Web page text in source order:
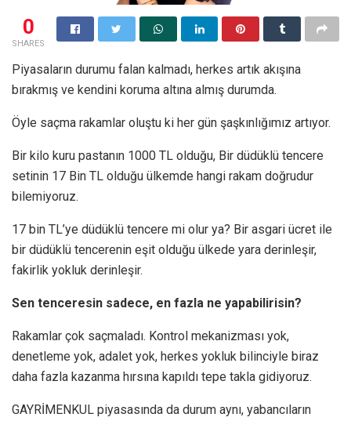
0
SHARES
Piyasaların durumu falan kalmadı, herkes artık akışına
bırakmış ve kendini koruma altına almış durumda.
Öyle saçma rakamlar oluştu ki her gün şaşkınlığımız artıyor.
Bir kilo kuru pastanın 1000 TL olduğu, Bir düdüklü tencere
setinin 17 Bin TL olduğu ülkemde hangi rakam doğrudur
bilemiyoruz.
17 bin TL’ye düdüklü tencere mi olur ya? Bir asgari ücret ile
bir düdüklü tencerenin eşit olduğu ülkede yara derinleşir,
fakirlik yokluk derinleşir.
Sen tenceresin sadece, en fazla ne yapabilirisin?
Rakamlar çok saçmaladı. Kontrol mekanizması yok,
denetleme yok, adalet yok, herkes yokluk bilinciyle biraz
daha fazla kazanma hırsına kapıldı tepe takla gidiyoruz.
GAYRİMENKUL piyasasında da durum aynı, yabancıların